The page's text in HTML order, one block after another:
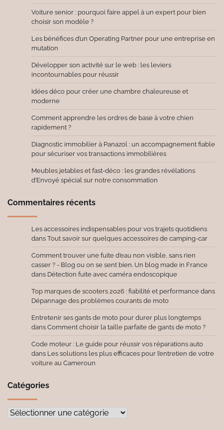
Voiture senior : pourquoi faire appel à un expert pour bien
choisir son modèle ?
Les bénéfices d’un Operating Partner pour une entreprise en
mutation
Développer son activité sur le web : les leviers
incontournables pour réussir
Idées déco pour créer une chambre chaleureuse et
moderne
Comment apprendre les ordres de base à votre chien
rapidement ?
Diagnostic immobilier à Panazol : un accompagnement fiable
pour sécuriser vos transactions immobilières
Meubles jetables et fast-déco : les grandes révélations
d’Envoyé spécial sur notre consommation
Commentaires récents
Les accessoires indispensables pour vos trajets quotidiens
dans Tout savoir sur quelques accessoires de camping-car
Comment trouver une fuite d’eau non visible, sans rien
casser ? - Blog ou on se sent bien. Un blog made in France
dans Détection fuite avec caméra endoscopique
Top marques de scooters 2026 : fiabilité et performance dans
Dépannage des problèmes courants de moto
Entretenir ses gants de moto pour durer plus longtemps
dans Comment choisir la taille parfaite de gants de moto ?
Code moteur : Le guide pour réussir vos réparations auto
dans Les solutions les plus efficaces pour l’entretien de votre
voiture au Cameroun
Catégories
Catégories